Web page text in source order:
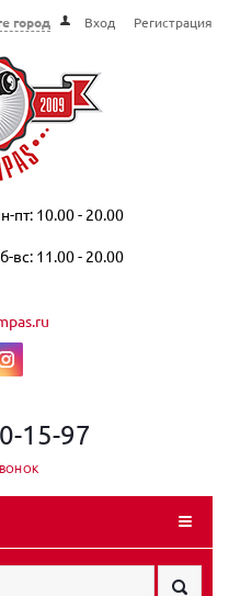
город Вход Регистрация
пт: 10.00 - 20.00
вс: 11.00 - 20.00
15-97